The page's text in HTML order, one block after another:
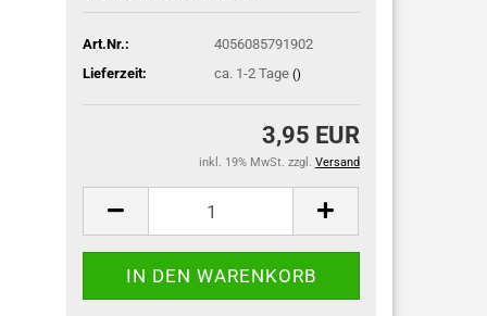
Art.Nr.:
4056085791902
Lieferzeit:
ca. 1-2 Tage()
3,95 EUR
inkl. 19% MwSt. zzgl. Versand